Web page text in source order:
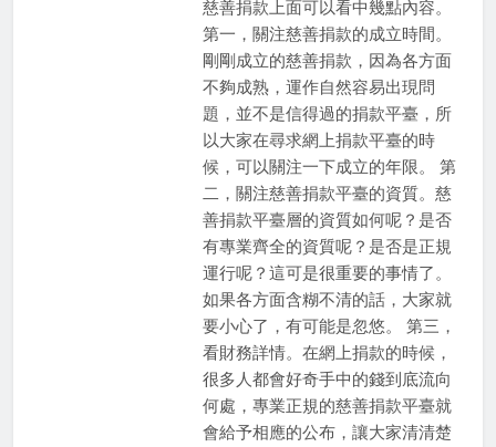
慈善捐款上面可以看中幾點內容。
第一，關注慈善捐款的成立時間。
剛剛成立的慈善捐款，因為各方面
不夠成熟，運作自然容易出現問
題，並不是信得過的捐款平臺，所
以大家在尋求網上捐款平臺的時
候，可以關注一下成立的年限。 第
二，關注慈善捐款平臺的資質。慈
善捐款平臺層的資質如何呢？是否
有專業齊全的資質呢？是否是正規
運行呢？這可是很重要的事情了。
如果各方面含糊不清的話，大家就
要小心了，有可能是忽悠。 第三，
看財務詳情。在網上捐款的時候，
很多人都會好奇手中的錢到底流向
何處，專業正規的慈善捐款平臺就
會給予相應的公布，讓大家清清楚